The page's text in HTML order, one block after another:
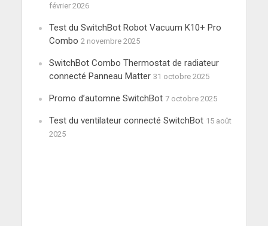
février 2026
Test du SwitchBot Robot Vacuum K10+ Pro
Combo 2 novembre 2025
SwitchBot Combo Thermostat de radiateur
connecté Panneau Matter 31 octobre 2025
Promo d’automne SwitchBot 7 octobre 2025
Test du ventilateur connecté SwitchBot 15 août
2025